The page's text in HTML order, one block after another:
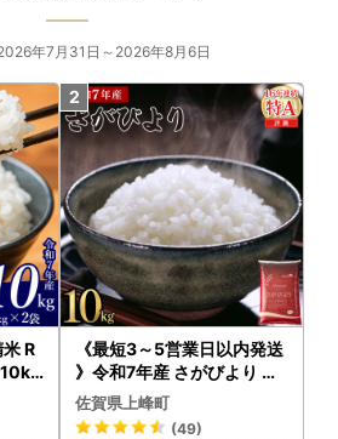
年7月31日～2026年8月6日
R
10kg
《最短3～5営業日以内発送
》令和7年産 さがびより 佐
賀県産（精米）10kg
佐賀県上峰町
(49)